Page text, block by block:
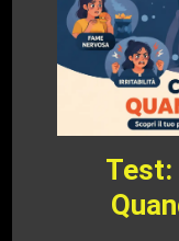
Test: